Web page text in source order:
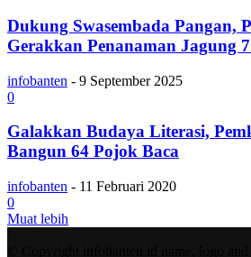
Dukung Swasembada Pangan,
Gerakkan Penanaman Jagung
infobanten - 9 September 2025
0
Galakkan Budaya Literasi,
Bangun 64 Pojok Baca
infobanten - 11 Februari 2020
0
Muat lebih